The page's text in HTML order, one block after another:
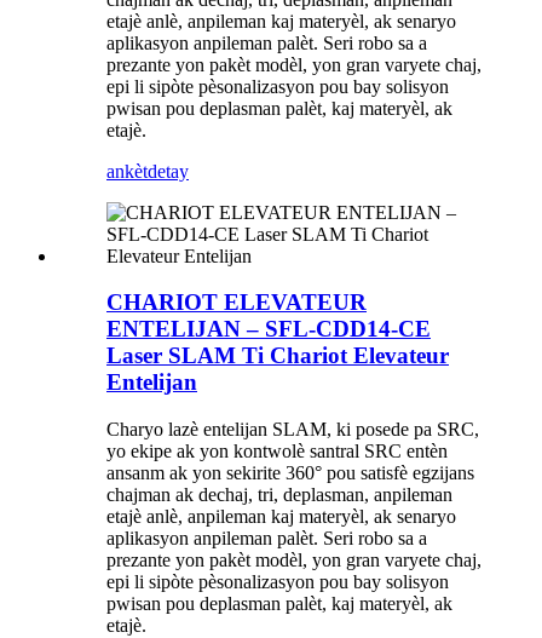
etajè anlè, anpileman kaj materyèl, ak senaryo
aplikasyon anpileman palèt. Seri robo sa a
prezante yon pakèt modèl, yon gran varyete chaj,
epi li sipòte pèsonalizasyon pou bay solisyon
pwisan pou deplasman palèt, kaj materyèl, ak
etajè.
ankètdetay
CHARIOT ELEVATEUR
ENTELIJAN – SFL-CDD14-CE
Laser SLAM Ti Chariot Elevateur
Entelijan
Charyo lazè entelijan SLAM, ki posede pa SRC,
yo ekipe ak yon kontwolè santral SRC entèn
ansanm ak yon sekirite 360° pou satisfè egzijans
chajman ak dechaj, tri, deplasman, anpileman
etajè anlè, anpileman kaj materyèl, ak senaryo
aplikasyon anpileman palèt. Seri robo sa a
prezante yon pakèt modèl, yon gran varyete chaj,
epi li sipòte pèsonalizasyon pou bay solisyon
pwisan pou deplasman palèt, kaj materyèl, ak
etajè.